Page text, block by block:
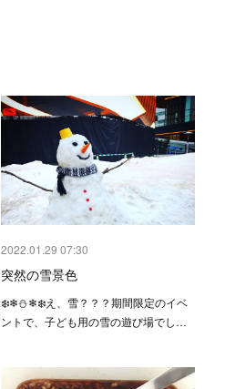
2022.01.29 07:30
突然の雪景色
❄️❄︎⛄️❄︎❄️え、雪？？？期間限定のイベ
ントで、子ども用の雪の遊び場でし…